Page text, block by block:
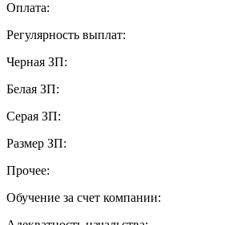
Оплата:
Регулярность выплат:
Черная ЗП:
Белая ЗП:
Серая ЗП:
Размер ЗП:
Прочее:
Обучение за счет компании: